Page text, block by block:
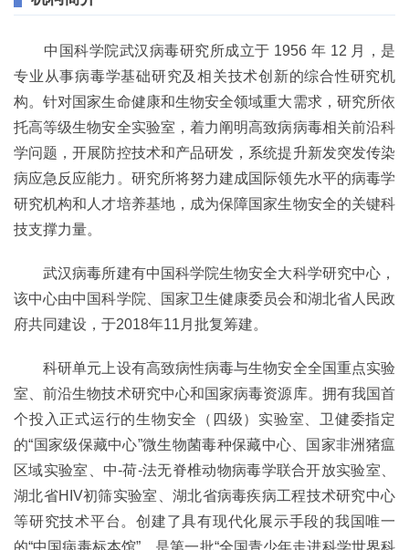
中国科学院武汉病毒研究所成立于 1956 年 12 月，是
专业从事病毒学基础研究及相关技术创新的综合性研究机
构。针对国家生命健康和生物安全领域重大需求，研究所依
托高等级生物安全实验室，着力阐明高致病病毒相关前沿科
学问题，开展防控技术和产品研发，系统提升新发突发传染
病应急反应能力。研究所将努力建成国际领先水平的病毒学
研究机构和人才培养基地，成为保障国家生物安全的关键科
技支撑力量。
武汉病毒所建有中国科学院生物安全大科学研究中心，
该中心由中国科学院、国家卫生健康委员会和湖北省人民政
府共同建设，于2018年11月批复筹建。
科研单元上设有高致病性病毒与生物安全全国重点实验
室、前沿生物技术研究中心和国家病毒资源库。拥有我国首
个投入正式运行的生物安全（四级）实验室、卫健委指定
的“国家级保藏中心”微生物菌毒种保藏中心、国家非洲猪瘟
区域实验室、中-荷-法无脊椎动物病毒学联合开放实验室、
湖北省HIV初筛实验室、湖北省病毒疾病工程技术研究中心
等研究技术平台。创建了具有现代化展示手段的我国唯一
的“中国病毒标本馆”，是第一批“全国青少年走进科学世界科